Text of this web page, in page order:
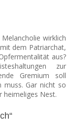
wirklich
dem Patriarchat,
aus?
zur
Gremium soll
muss. Gar nicht so
heimeliges Nest.